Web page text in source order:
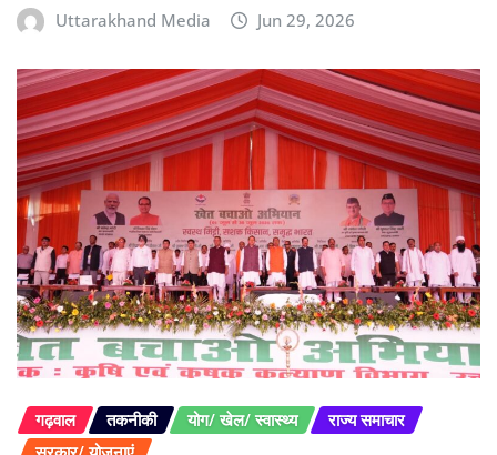
Uttarakhand Media Jun 29, 2026
गढ़वाल तकनीकी योग/ खेल/ स्वास्थ्य
राज्य समाचार